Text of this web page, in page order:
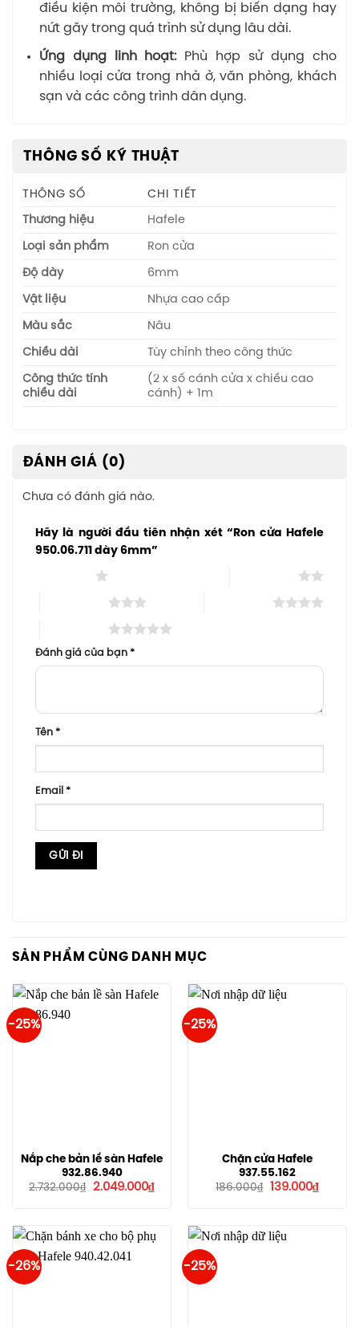
điều kiện môi trường, không bị biến dạng hay
nứt gãy trong quá trình sử dụng lâu dài.
Ứng dụng linh hoạt: Phù hợp sử dụng cho
nhiều loại cửa trong nhà ở, văn phòng, khách
sạn và các công trình dân dụng.
THÔNG SỐ KỸ THUẬT
THÔNG SỐ
CHI TIẾT
Thương hiệu
Hafele
Loại sản phẩm Ron cửa
Độ dày 6mm
Vật liệu Nhựa cao cấp
Màu sắc Nâu
Chiều dài Tùy chỉnh theo công thức
Công thức tính
chiều dài
(2 x số cánh cửa x chiều cao
cánh) + 1m
ĐÁNH GIÁ (0)
Chưa có đánh giá nào.
Hãy là người đầu tiên nhận xét “Ron cửa Hafele
950.06.711 dày 6mm”
Đánh giá của bạn *
Tên *
Email *
SẢN PHẨM CÙNG DANH MỤC
-25%
Nắp che bản lề sàn Hafele
932.86.940
2.732.000₫
Giá
2.049.000₫Giá
2.049.000₫.
-25%
Chặn cửa Hafele
937.55.162
186.000₫
Giá
139.000₫Giá
-26% -25%